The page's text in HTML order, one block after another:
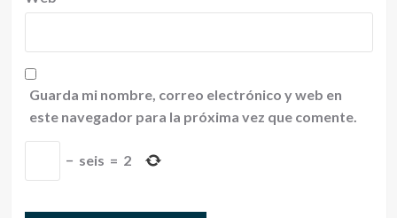
Guarda mi nombre, correo electrónico y web en
este navegador para la próxima vez que comente.
− seis = 2